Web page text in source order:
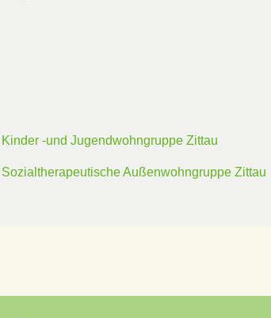
Kinder -und Jugendwohngruppe Zittau
Sozialtherapeutische Außenwohngruppe Zittau